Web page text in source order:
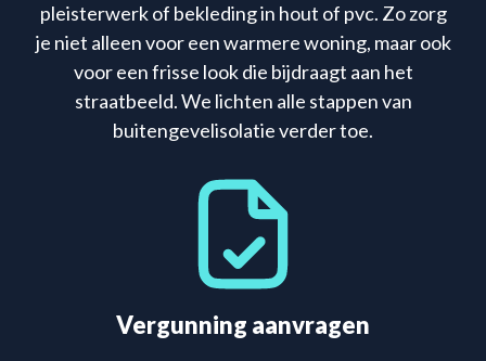
pleisterwerk of bekleding in hout of pvc. Zo zorg
je niet alleen voor een warmere woning, maar ook
voor een frisse look die bijdraagt aan het
straatbeeld. We lichten alle stappen van
buitengevelisolatie verder toe.
Vergunning aanvragen